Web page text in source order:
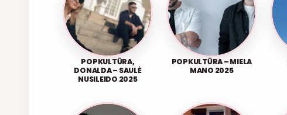
POPKULTŪRA,
DONALDA – SAULĖ
NUSILEIDO 2025
POPKULTŪRA – MIELA
MANO 2025